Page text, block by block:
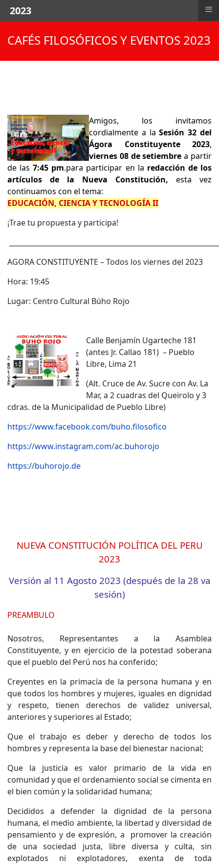
CAFÉS FILOSÓFICOS Y EVENTOS 2023
Amigos, los invitamos
cordialmente a laSesión 32 del
Ágora Constituyente 2023,
viernes 08 de setiembre a partir
de las7:45 pm.para participar en la redacción de los
artículos de la Nueva Constitución, esta vez
continuamos con el tema:
EDUCACIÓN, CIENCIA Y TECNOLOGÍA II
¡Trae tu propuesta y participa!
AGORA CONSTITUYENTE – Todos los viernes del 2023
Hora: 19:45
Lugar: Centro Cultural Búho Rojo
Calle Benjamín Ugarteche 181
(antes Jr. Callao 181) – Pueblo
Libre, Lima 21
(Alt. Cruce de Av. Sucre con Av. La
Mar, a 2 cuadras del Queirolo y 3
cdras. de la Municipalidad de Pueblo Libre)
https://www.facebook.com/buho.filosofico
https://www.instagram.com/ac.buhorojo
https://buhorojo.de
NUEVA CONSTITUCIÓN POLÍTICA DEL PERU
2023
Versión al 11 Agosto 2023 (después de la 28 va
sesión)
PREAMBULO
Nosotros, Representantes a la Asamblea
Constituyente, y en ejercicio de la potestad soberana
que el pueblo del Perú nos ha conferido;
Creyentes en la primacía de la persona humana y en
que todos los hombres y mujeres, iguales en dignidad
y respeto, tienen derechos de validez universal,
anteriores y superiores al Estado;
Que el trabajo es deber y derecho de todos los
hombres y representa la base del bienestar nacional;
Que la justicia es valor primario de la vida en
comunidad y que el ordenamiento social se cimenta en
el bien común y la solidaridad humana;
Decididos a defender la dignidad de la persona
humana, el medio ambiente, la libertad y diversidad de
pensamiento y de expresión, a promover la creación
de una sociedad justa, libre diversa y culta, sin
explotados ni explotadores, exenta de toda
2023 ≡